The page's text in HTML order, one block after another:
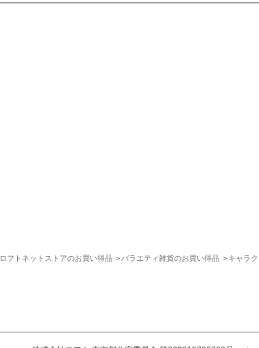
ロフトネットストアのお買い得品 バラエティ雑貨のお買い得品 キャラ